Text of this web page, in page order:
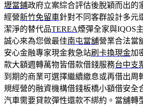
壢當鋪政府立案綜合評估後脫穎而出的
經營新竹免留車針對不同客群設計多元
潔淨的替代品TEREA煙彈全家與IQOS
誠心來為您做最佳南屯當舖營業合法當
安心金融專家現金救急站刷卡換現金加
款大額週轉萬物皆借款借錢服務台中支
到期的商業可選擇繼續繳息或再借出周
規經營的融資機構借錢板橋小額借安全
汽車需要貸款彈性還款不綁約。當舖轉